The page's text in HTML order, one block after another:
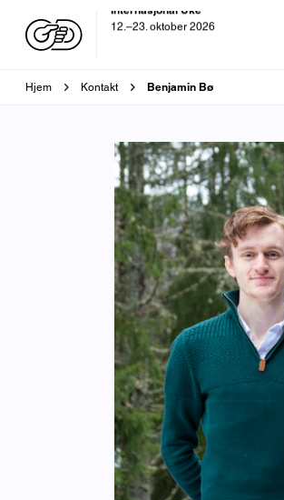
OD-dagen
Brødsmulesti
Hjem Kontakt Benjamin Bø